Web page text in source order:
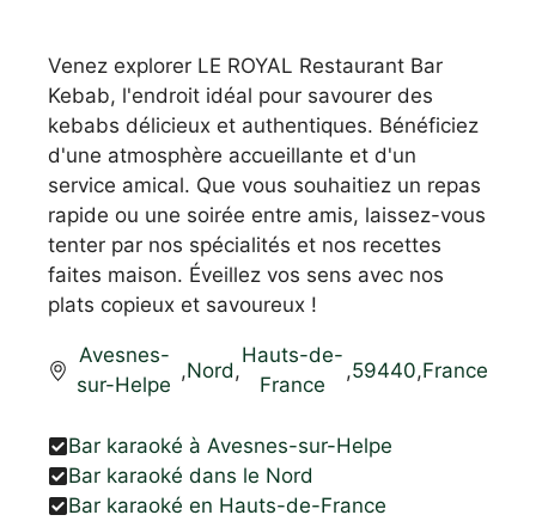
Venez explorer LE ROYAL Restaurant Bar
Kebab, l'endroit idéal pour savourer des
kebabs délicieux et authentiques. Bénéficiez
d'une atmosphère accueillante et d'un
service amical. Que vous souhaitiez un repas
rapide ou une soirée entre amis, laissez-vous
tenter par nos spécialités et nos recettes
faites maison. Éveillez vos sens avec nos
plats copieux et savoureux !
Avesnes-
sur-Helpe
,Nord,
Hauts-de-
France
,59440,France
Bar karaoké à Avesnes-sur-Helpe
Bar karaoké dans le Nord
Bar karaoké en Hauts-de-France